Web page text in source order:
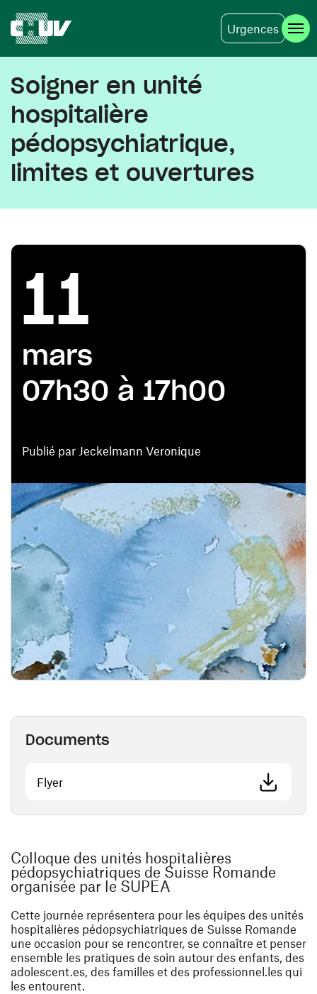
Urgences
Soigner en unité
hospitalière
pédopsychiatrique,
limites et ouvertures
Publié par Jeckelmann Veronique
11
mars
07h30 à 17h00
Documents
Flyer(ouvre une nouvelle fenêtre)
Colloque des unités hospitalières
pédopsychiatriques de Suisse Romande
organisée par le SUPEA
Cette journée représentera pour les équipes des unités
hospitalières pédopsychiatriques de Suisse Romande
une occasion pour se rencontrer, se connaître et penser
ensemble les pratiques de soin autour des enfants, des
adolescent.es, des familles et des professionnel.les qui
les entourent.